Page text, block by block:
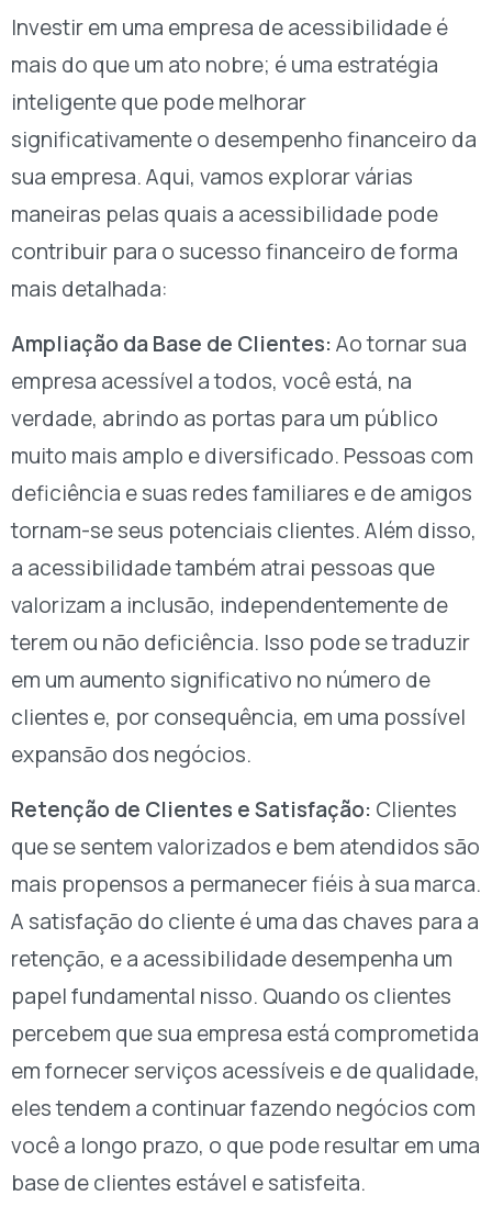
Investir em uma empresa de acessibilidade é
mais do que um ato nobre; é uma estratégia
inteligente que pode melhorar
significativamente o desempenho financeiro da
sua empresa. Aqui, vamos explorar várias
maneiras pelas quais a acessibilidade pode
contribuir para o sucesso financeiro de forma
mais detalhada:
Ampliação da Base de Clientes: Ao tornar sua
empresa acessível a todos, você está, na
verdade, abrindo as portas para um público
muito mais amplo e diversificado. Pessoas com
deficiência e suas redes familiares e de amigos
tornam-se seus potenciais clientes. Além disso,
a acessibilidade também atrai pessoas que
valorizam a inclusão, independentemente de
terem ou não deficiência. Isso pode se traduzir
em um aumento significativo no número de
clientes e, por consequência, em uma possível
expansão dos negócios.
Retenção de Clientes e Satisfação: Clientes
que se sentem valorizados e bem atendidos são
mais propensos a permanecer fiéis à sua marca.
A satisfação do cliente é uma das chaves para a
retenção, e a acessibilidade desempenha um
papel fundamental nisso. Quando os clientes
percebem que sua empresa está comprometida
em fornecer serviços acessíveis e de qualidade,
eles tendem a continuar fazendo negócios com
você a longo prazo, o que pode resultar em uma
base de clientes estável e satisfeita.